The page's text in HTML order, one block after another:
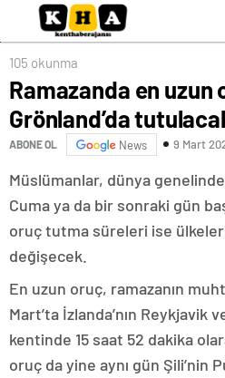
105 okunma
Ramazanda en uzun
Grönland’da
ABONE OL News 9 Mart
Müslümanlar, dünya genelinde
Cuma ya da bir sonraki gün
oruç tutma süreleri ise
değişecek.
En uzun oruç, ramazanın
Mart’ta İzlanda’nın Reykjavik
kentinde 15 saat 52 dakika
oruç da yine aynı gün Şili’nin